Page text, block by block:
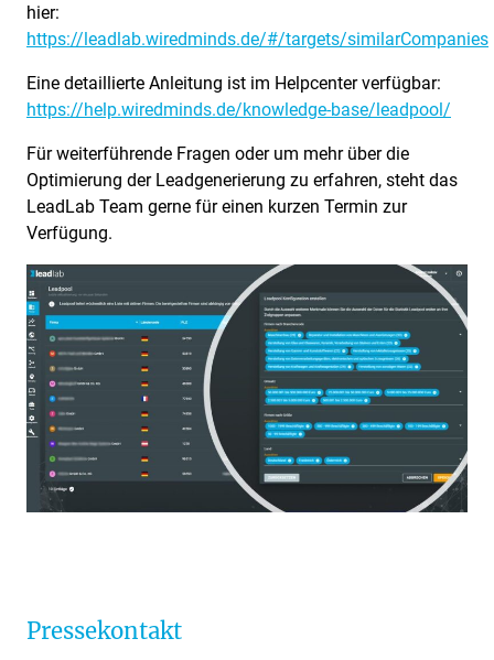
hier:
https://leadlab.wiredminds.de/#/targets/similarCompanies
Eine detaillierte Anleitung ist im Helpcenter verfügbar:
https://help.wiredminds.de/knowledge-base/leadpool/
Für weiterführende Fragen oder um mehr über die
Optimierung der Leadgenerierung zu erfahren, steht das
LeadLab Team gerne für einen kurzen Termin zur
Verfügung.
Pressekontakt